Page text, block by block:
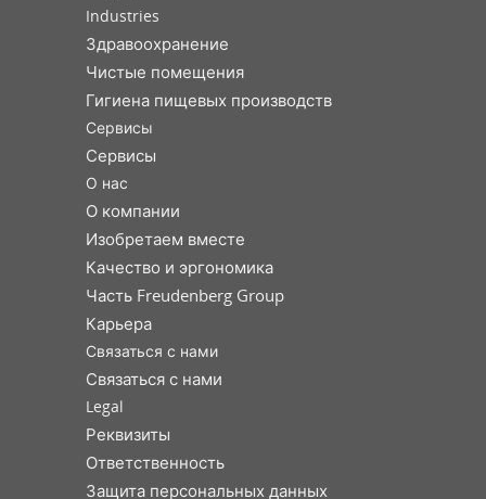
Industries
Здравоохранение
Чистые помещения
Гигиена пищевых производств
Сервисы
Сервисы
О нас
О компании
Изобретаем вместе
Качество и эргономика
Часть Freudenberg Group
Карьера
Связаться с нами
Связаться с нами
Legal
Реквизиты
Ответственность
Защита персональных данных